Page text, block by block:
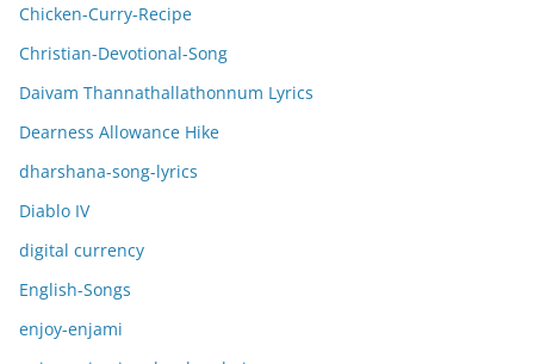
Chicken-Curry-Recipe
Christian-Devotional-Song
Daivam Thannathallathonnum Lyrics
Dearness Allowance Hike
dharshana-song-lyrics
Diablo IV
digital currency
English-Songs
enjoy-enjami